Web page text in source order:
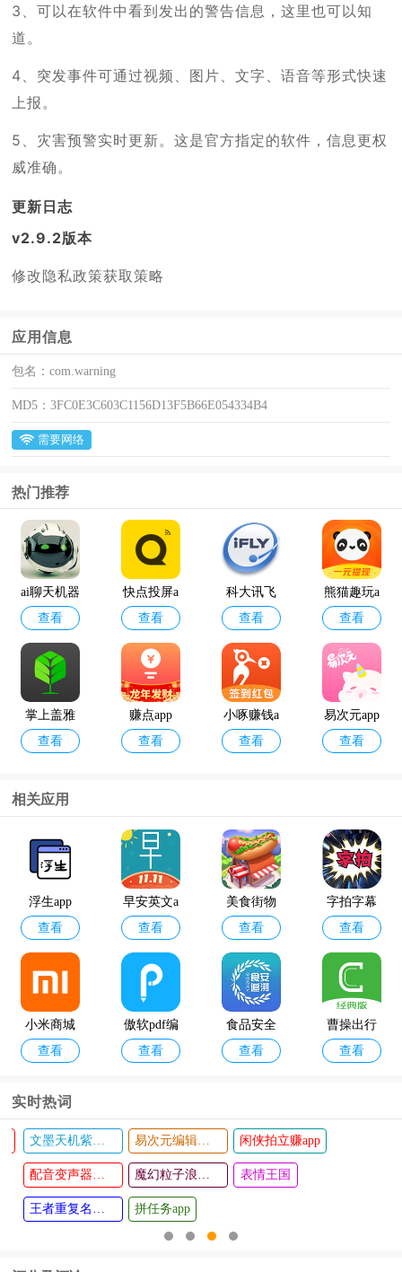
3、可以在软件中看到发出的警告信息，这里也可以知
道。
4、突发事件可通过视频、图片、文字、语音等形式快速
上报。
5、灾害预警实时更新。这是官方指定的软件，信息更权
威准确。
更新日志
v2.9.2版本
修改隐私政策获取策略
应用信息
包名：com.warning
MD5：3FC0E3C603C1156D13F5B66E054334B4
需要网络
热门推荐
ai聊天机器
人
查看
快点投屏a
pp
查看
科大讯飞
语音引擎
最新版
查看
熊猫趣玩a
pp官方版
查看
掌上盖雅
考勤app官
查看
赚点app
查看
小啄赚钱a
pp
查看
易次元app
查看
12398能源
监管热线a
查看
geektyper
模拟黑客
软件手机
版
相关应用
浮生app
查看
早安英文a
pp
查看
美食街物
语官方版
查看
字拍字幕
动画app官
方版
查看
小米商城
手机版
查看
傲软pdf编
辑器
查看
食品安全
追溯平台
查看
曹操出行
司机经典
查看
专律法律
咨询
查看
金赫智能
家居软件
查看
实时热词
文墨天机紫薇斗数app 易次元编辑器手机版 闲侠拍立赚app
配音变声器手机版 魔幻粒子浪漫表白 表情王国
王者重复名生成器 拼任务app